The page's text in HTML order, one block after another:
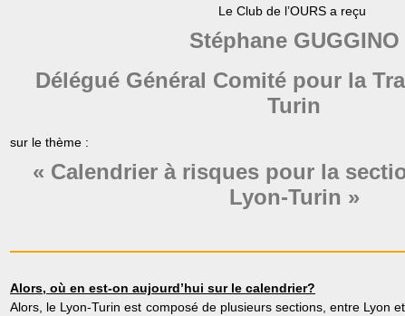
Le Club de l’OURS a reçu
Stéphane GUGGINO
Délégué Général Comité pour la
Turin
sur le thème :
« Calendrier à risques pour la
Lyon-Turin »
Alors, où en est-on aujourd’hui sur le calendrier?
Alors, le Lyon-Turin est composé de plusieurs sections, entre Lyon